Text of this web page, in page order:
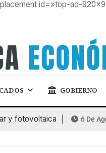
id=»top-ad-
GOBIERNO
6 De